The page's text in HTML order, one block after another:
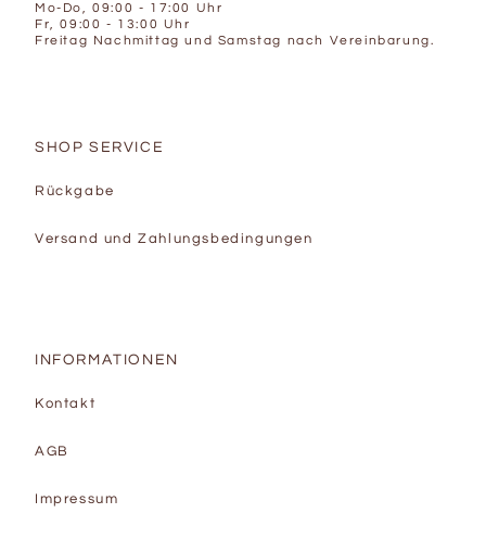
Mo-Do, 09:00 - 17:00 Uhr
Fr, 09:00 - 13:00 Uhr
Freitag Nachmittag und Samstag nach Vereinbarung.
SHOP SERVICE
Rückgabe
Versand und Zahlungsbedingungen
INFORMATIONEN
Kontakt
AGB
Impressum